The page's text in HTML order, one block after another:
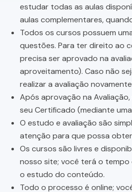
estudar todas as aulas
aulas complementares,
Todos os cursos possuem
questões. Para ter direito ao
precisa ser aprovado na
aproveitamento). Caso não
realizar a avaliação
Após aprovação na
seu Certificado (mediante
O estudo e avaliação são
atenção para que possa
Os cursos são livres e
nosso site; você terá o tempo
o estudo do conteúdo.
Todo o processo é online;